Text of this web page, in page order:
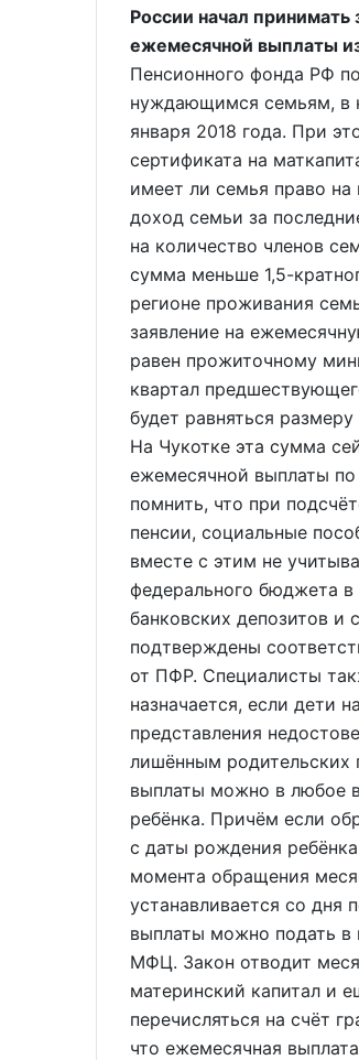
России начал
ежемесячной выплаты
Пенсионного фонда РФ
нуждающимся семьям, в
января 2018 года. При
сертификата на
имеет ли семья право
доход семьи за
на количество членов
сумма меньше 1,5-
регионе проживания
заявление на
равен прожиточному
квартал
будет равняться
На Чукотке эта сумма
ежемесячной выплаты
помнить, что при
пенсии, социальные
вместе с этим не
федерального бюджета
банковских депозитов
подтверждены
от ПФР. Специалисты
назначается, если дети
представления
лишённым родительских
выплаты можно в любое
ребёнка. Причём если
с даты рождения
момента обращения
устанавливается со дня
выплаты можно подать в
МФЦ. Закон отводит
материнский капитал и
перечисляться на счёт
что ежемесячная